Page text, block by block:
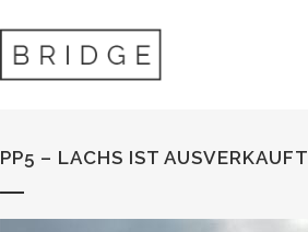
PP5 – LACHS IST AUSVERKAUFT